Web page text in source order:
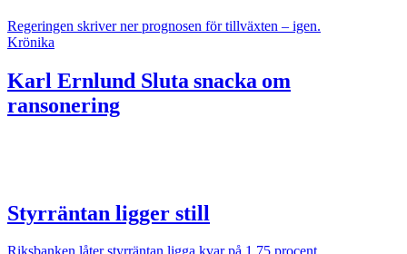
Regeringen skriver ner prognosen för tillväxten – igen.
Krönika
Karl Ernlund Sluta snacka om
ransonering
Styrräntan ligger still